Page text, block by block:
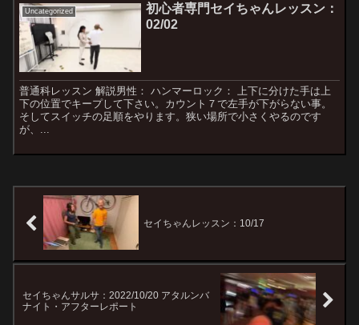
Uncategorized
初心者専門セイちゃんレッスン：
02/02
普通科レッスン 解説男性： ハンマーロック： 上下に分けた手は上
下の位置でキープして下さい。カウント７で左手が下がらない事。
そしてスイッチの足順をやります。狭い場所で小さくやるのです
が、...
セイちゃんレッスン：10/17
セイちゃんサルサ：2022/10/20 アタルンバ
ナイト・アフターレポート